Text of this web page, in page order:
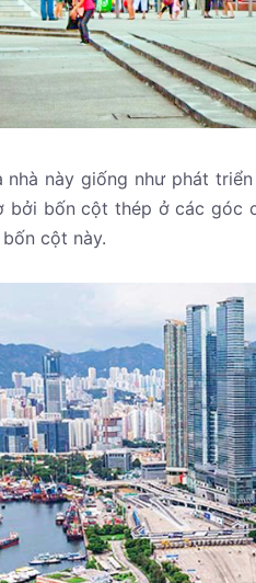
nhà này giống như phát
bốn cột thép ở các góc
cột này.